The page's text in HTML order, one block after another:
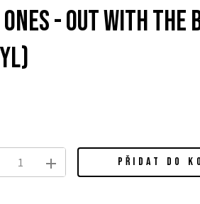
- Out With The
PŘIDAT DO